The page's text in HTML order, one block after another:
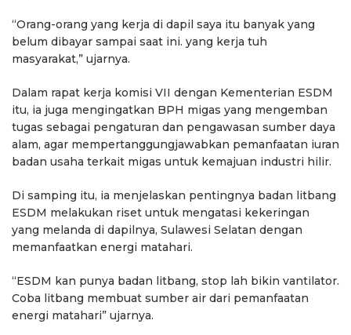
“Orang-orang yang kerja di dapil saya itu banyak yang
belum dibayar sampai saat ini. yang kerja tuh
masyarakat,” ujarnya.
Dalam rapat kerja komisi VII dengan Kementerian ESDM
itu, ia juga mengingatkan BPH migas yang mengemban
tugas sebagai pengaturan dan pengawasan sumber daya
alam, agar mempertanggungjawabkan pemanfaatan iuran
badan usaha terkait migas untuk kemajuan industri hilir.
Di samping itu, ia menjelaskan pentingnya badan litbang
ESDM melakukan riset untuk mengatasi kekeringan
yang melanda di dapilnya, Sulawesi Selatan dengan
memanfaatkan energi matahari.
“ESDM kan punya badan litbang, stop lah bikin vantilator.
Coba litbang membuat sumber air dari pemanfaatan
energi matahari” ujarnya.